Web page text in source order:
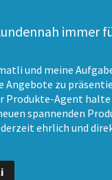
immer
und meine
zu
Produkte-Agent
spannenden
ehrlich und